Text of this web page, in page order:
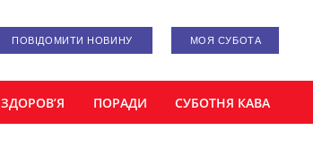
ПОВІДОМИТИ НОВИНУ МОЯ СУБОТА
ЗДОРОВ’Я ПОРАДИ СУБОТНЯ КАВА